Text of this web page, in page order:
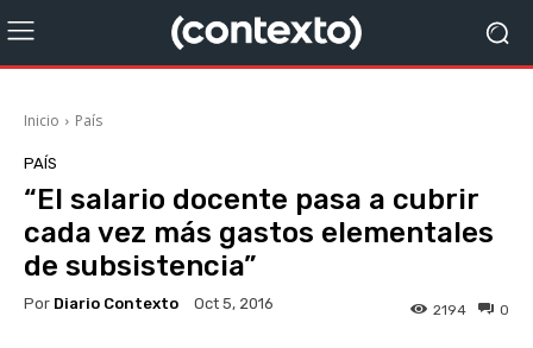
Inicio País
PAÍS
“El salario docente pasa a cubrir
cada vez más gastos elementales
de subsistencia”
Por Diario Contexto Oct 5, 2016 0
2194